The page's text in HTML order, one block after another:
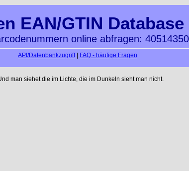
EAN/GTIN Database
online abfragen:
API/Datenbankzugriff| FAQ - häufige Fragen
man siehet die im Lichte, die im Dunkeln sieht man nicht.